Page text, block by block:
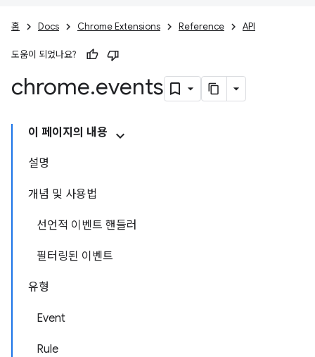
홈 Docs Chrome Extensions Reference API
도움이 되었나요?
chrome.events
이 페이지의 내용
설명
개념 및 사용법
선언적 이벤트 핸들러
필터링된 이벤트
유형
Event
Rule